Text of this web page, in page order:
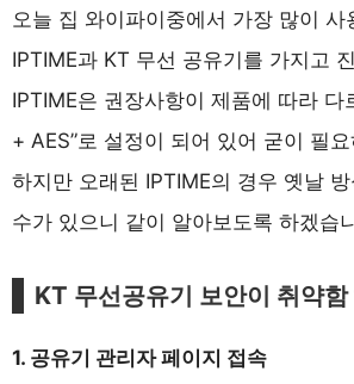
오늘 집 와이파이중에서 가장 많이 사
IPTIME과 KT 무선 공유기를 가지고
IPTIME은 권장사항이 제품에 따라 다
+ AES”로 설정이 되어 있어 굳이 필
하지만 오래된 IPTIME의 경우 옛날
수가 있으니 같이 알아보도록 하겠습
KT 무선공유기 보안이 취약함
1. 공유기 관리자 페이지 접속